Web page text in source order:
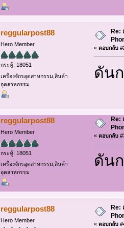
reggularpost88
Hero Member
กระทู้: 18051
เครื่องจักรอุตสาหกรรม,สินค้า
อุตสาหกรรม
Re:
«ตอบกลับ
ดัน
reggularpost88
Hero Member
กระทู้: 18051
เครื่องจักรอุตสาหกรรม,สินค้า
อุตสาหกรรม
Re:
«ตอบกลับ
ดัน
reggularpost88
Hero Member
Re:
«ตอบกลับ